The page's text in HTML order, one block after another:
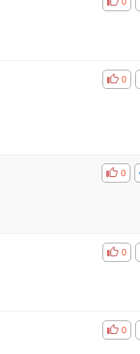
비공감
0
비공감
0
비공감
0
비공감
0